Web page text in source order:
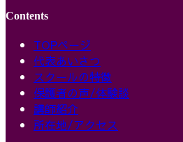
Contents
TOPページ
代表あいさつ
スクールの特徴
保護者の声/体験談
講師紹介
所在地/アクセス